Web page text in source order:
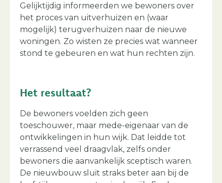
Gelijktijdig informeerden we bewoners over
het proces van uitverhuizen en (waar
mogelijk) terugverhuizen naar de nieuwe
woningen. Zo wisten ze precies wat wanneer
stond te gebeuren en wat hun rechten zijn.
Het resultaat?
De bewoners voelden zich geen
toeschouwer, maar mede-eigenaar van de
ontwikkelingen in hun wijk. Dat leidde tot
verrassend veel draagvlak, zelfs onder
bewoners die aanvankelijk sceptisch waren.
De nieuwbouw sluit straks beter aan bij de